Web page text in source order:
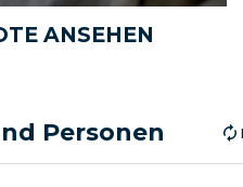
ANSEHEN
Personen